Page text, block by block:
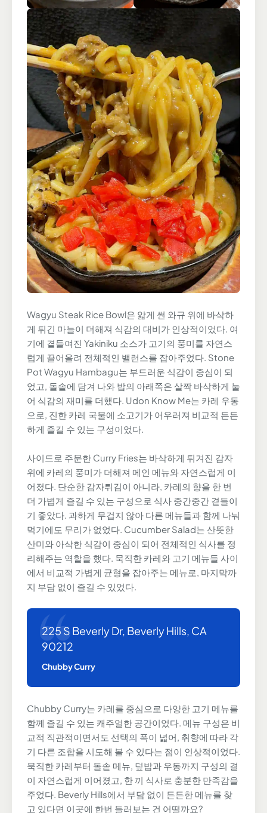
Wagyu Steak Rice Bowl은 얇게 썬 와규 위에 바삭하
게 튀긴 마늘이 더해져 식감의 대비가 인상적이었다. 여
기에 곁들여진 Yakiniku 소스가 고기의 풍미를 자연스
럽게 끌어올려 전체적인 밸런스를 잡아주었다. Stone
Pot Wagyu Hambagu는 부드러운 식감이 중심이 되
었고, 돌솥에 담겨 나와 밥의 아래쪽은 살짝 바삭하게 눌
어 식감의 재미를 더했다. Udon Know Me는 카레 우동
으로, 진한 카레 국물에 소고기가 어우러져 비교적 든든
하게 즐길 수 있는 구성이었다.
사이드로 주문한 Curry Fries는 바삭하게 튀겨진 감자
위에 카레의 풍미가 더해져 메인 메뉴와 자연스럽게 이
어졌다. 단순한 감자튀김이 아니라, 카레의 향을 한 번
더 가볍게 즐길 수 있는 구성으로 식사 중간중간 곁들이
기 좋았다. 과하게 무겁지 않아 다른 메뉴들과 함께 나눠
먹기에도 무리가 없었다. Cucumber Salad는 산뜻한
산미와 아삭한 식감이 중심이 되어 전체적인 식사를 정
리해주는 역할을 했다. 묵직한 카레와 고기 메뉴들 사이
에서 비교적 가볍게 균형을 잡아주는 메뉴로, 마지막까
지 부담 없이 즐길 수 있었다.
225 S Beverly Dr, Beverly Hills, CA
90212
Chubby Curry
Chubby Curry는 카레를 중심으로 다양한 고기 메뉴를
함께 즐길 수 있는 캐주얼한 공간이었다. 메뉴 구성은 비
교적 직관적이면서도 선택의 폭이 넓어, 취향에 따라 각
기 다른 조합을 시도해 볼 수 있다는 점이 인상적이었다.
묵직한 카레부터 돌솥 메뉴, 덮밥과 우동까지 구성의 결
이 자연스럽게 이어졌고, 한 끼 식사로 충분한 만족감을
주었다. Beverly Hills에서 부담 없이 든든한 메뉴를 찾
고 있다면 이곳에 한번 들러보는 건 어떨까요?